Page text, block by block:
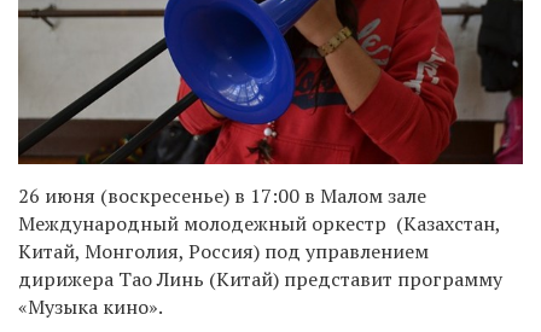
26 июня (воскресенье) в 17:00 в Малом зале
Международный молодежный оркестр (Казахстан,
Китай, Монголия, Россия) под управлением
дирижера Тао Линь (Китай) представит программу
«Музыка кино».